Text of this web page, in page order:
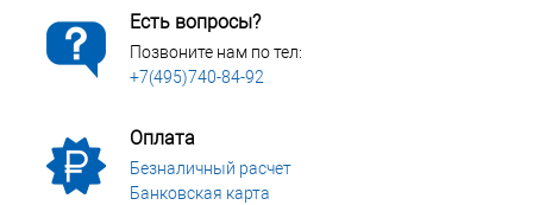
Есть вопросы?
Позвоните нам по тел:
+7(495)740-84-92
Оплата
Безналичный расчет
Банковская карта